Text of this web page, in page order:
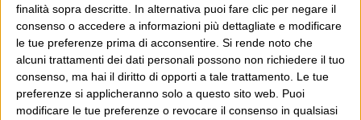
finalità sopra descritte. In alternativa puoi fare clic per negare il
consenso o accedere a informazioni più dettagliate e modificare
le tue preferenze prima di acconsentire. Si rende noto che
alcuni trattamenti dei dati personali possono non richiedere il tuo
consenso, ma hai il diritto di opporti a tale trattamento. Le tue
preferenze si applicheranno solo a questo sito web. Puoi
modificare le tue preferenze o revocare il consenso in qualsiasi
E per i regali di Natale